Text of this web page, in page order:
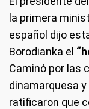
la primera
español dijo
Borodianka el
Caminó por las
dinamarquesa y
ratificaron que